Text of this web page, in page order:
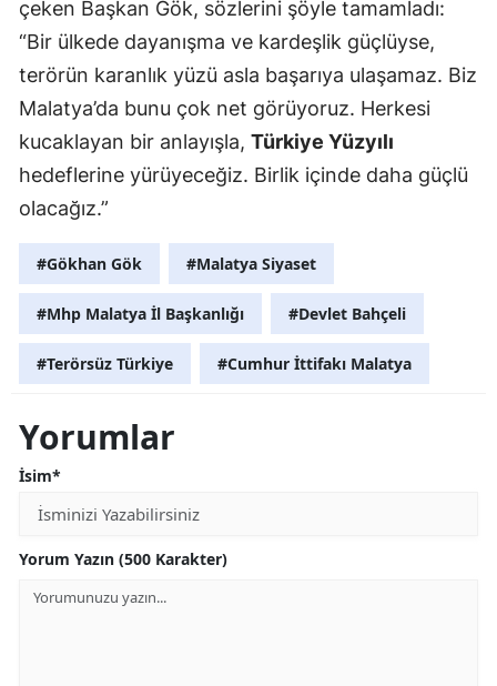
çeken Başkan Gök, sözlerini şöyle tamamladı:
“Bir ülkede dayanışma ve kardeşlik güçlüyse,
terörün karanlık yüzü asla başarıya ulaşamaz. Biz
Malatya’da bunu çok net görüyoruz. Herkesi
kucaklayan bir anlayışla, Türkiye Yüzyılı
hedeflerine yürüyeceğiz. Birlik içinde daha güçlü
olacağız.”
#Gökhan Gök #Malatya Siyaset
#Mhp Malatya İl Başkanlığı #Devlet Bahçeli
#Terörsüz Türkiye #Cumhur İttifakı Malatya
Yorumlar
İsim*
Yorum Yazın (500 Karakter)